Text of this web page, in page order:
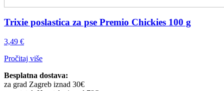
Trixie poslastica za pse Premio Chickies 100 g
3,49 €
Pročitaj više
Besplatna dostava:
za grad Zagreb iznad 30€